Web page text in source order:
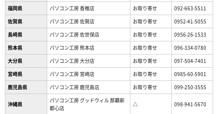
福岡県
パソコン工房 香椎店 お取り寄せ
092-663-5511
佐賀県
パソコン工房 佐賀店 お取り寄せ
0952-41-5055
長崎県
パソコン工房 佐世保店 お取り寄せ
0956-26-1533
熊本県
パソコン工房 熊本店 お取り寄せ
096-334-0780
大分県
パソコン工房 大分店 お取り寄せ
097-504-7401
宮崎県
パソコン工房 宮崎店 お取り寄せ
0985-60-5901
鹿児島県
パソコン工房 鹿児島店 お取り寄せ 099-250-3555
沖縄県
パソコン工房 グッドウィル 那覇新
都心店
△ 098-941-5670